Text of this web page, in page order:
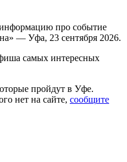
про событие
— Уфа, 23 сентября 2026.
самых интересных
пройдут в Уфе.
нет на сайте, сообщите